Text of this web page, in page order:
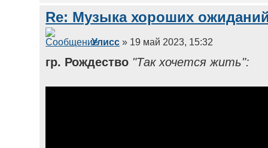
Re: Музыка хороших
Улисс » 19 май 2023, 15:32
гр. Рождество "Так хочется жить":